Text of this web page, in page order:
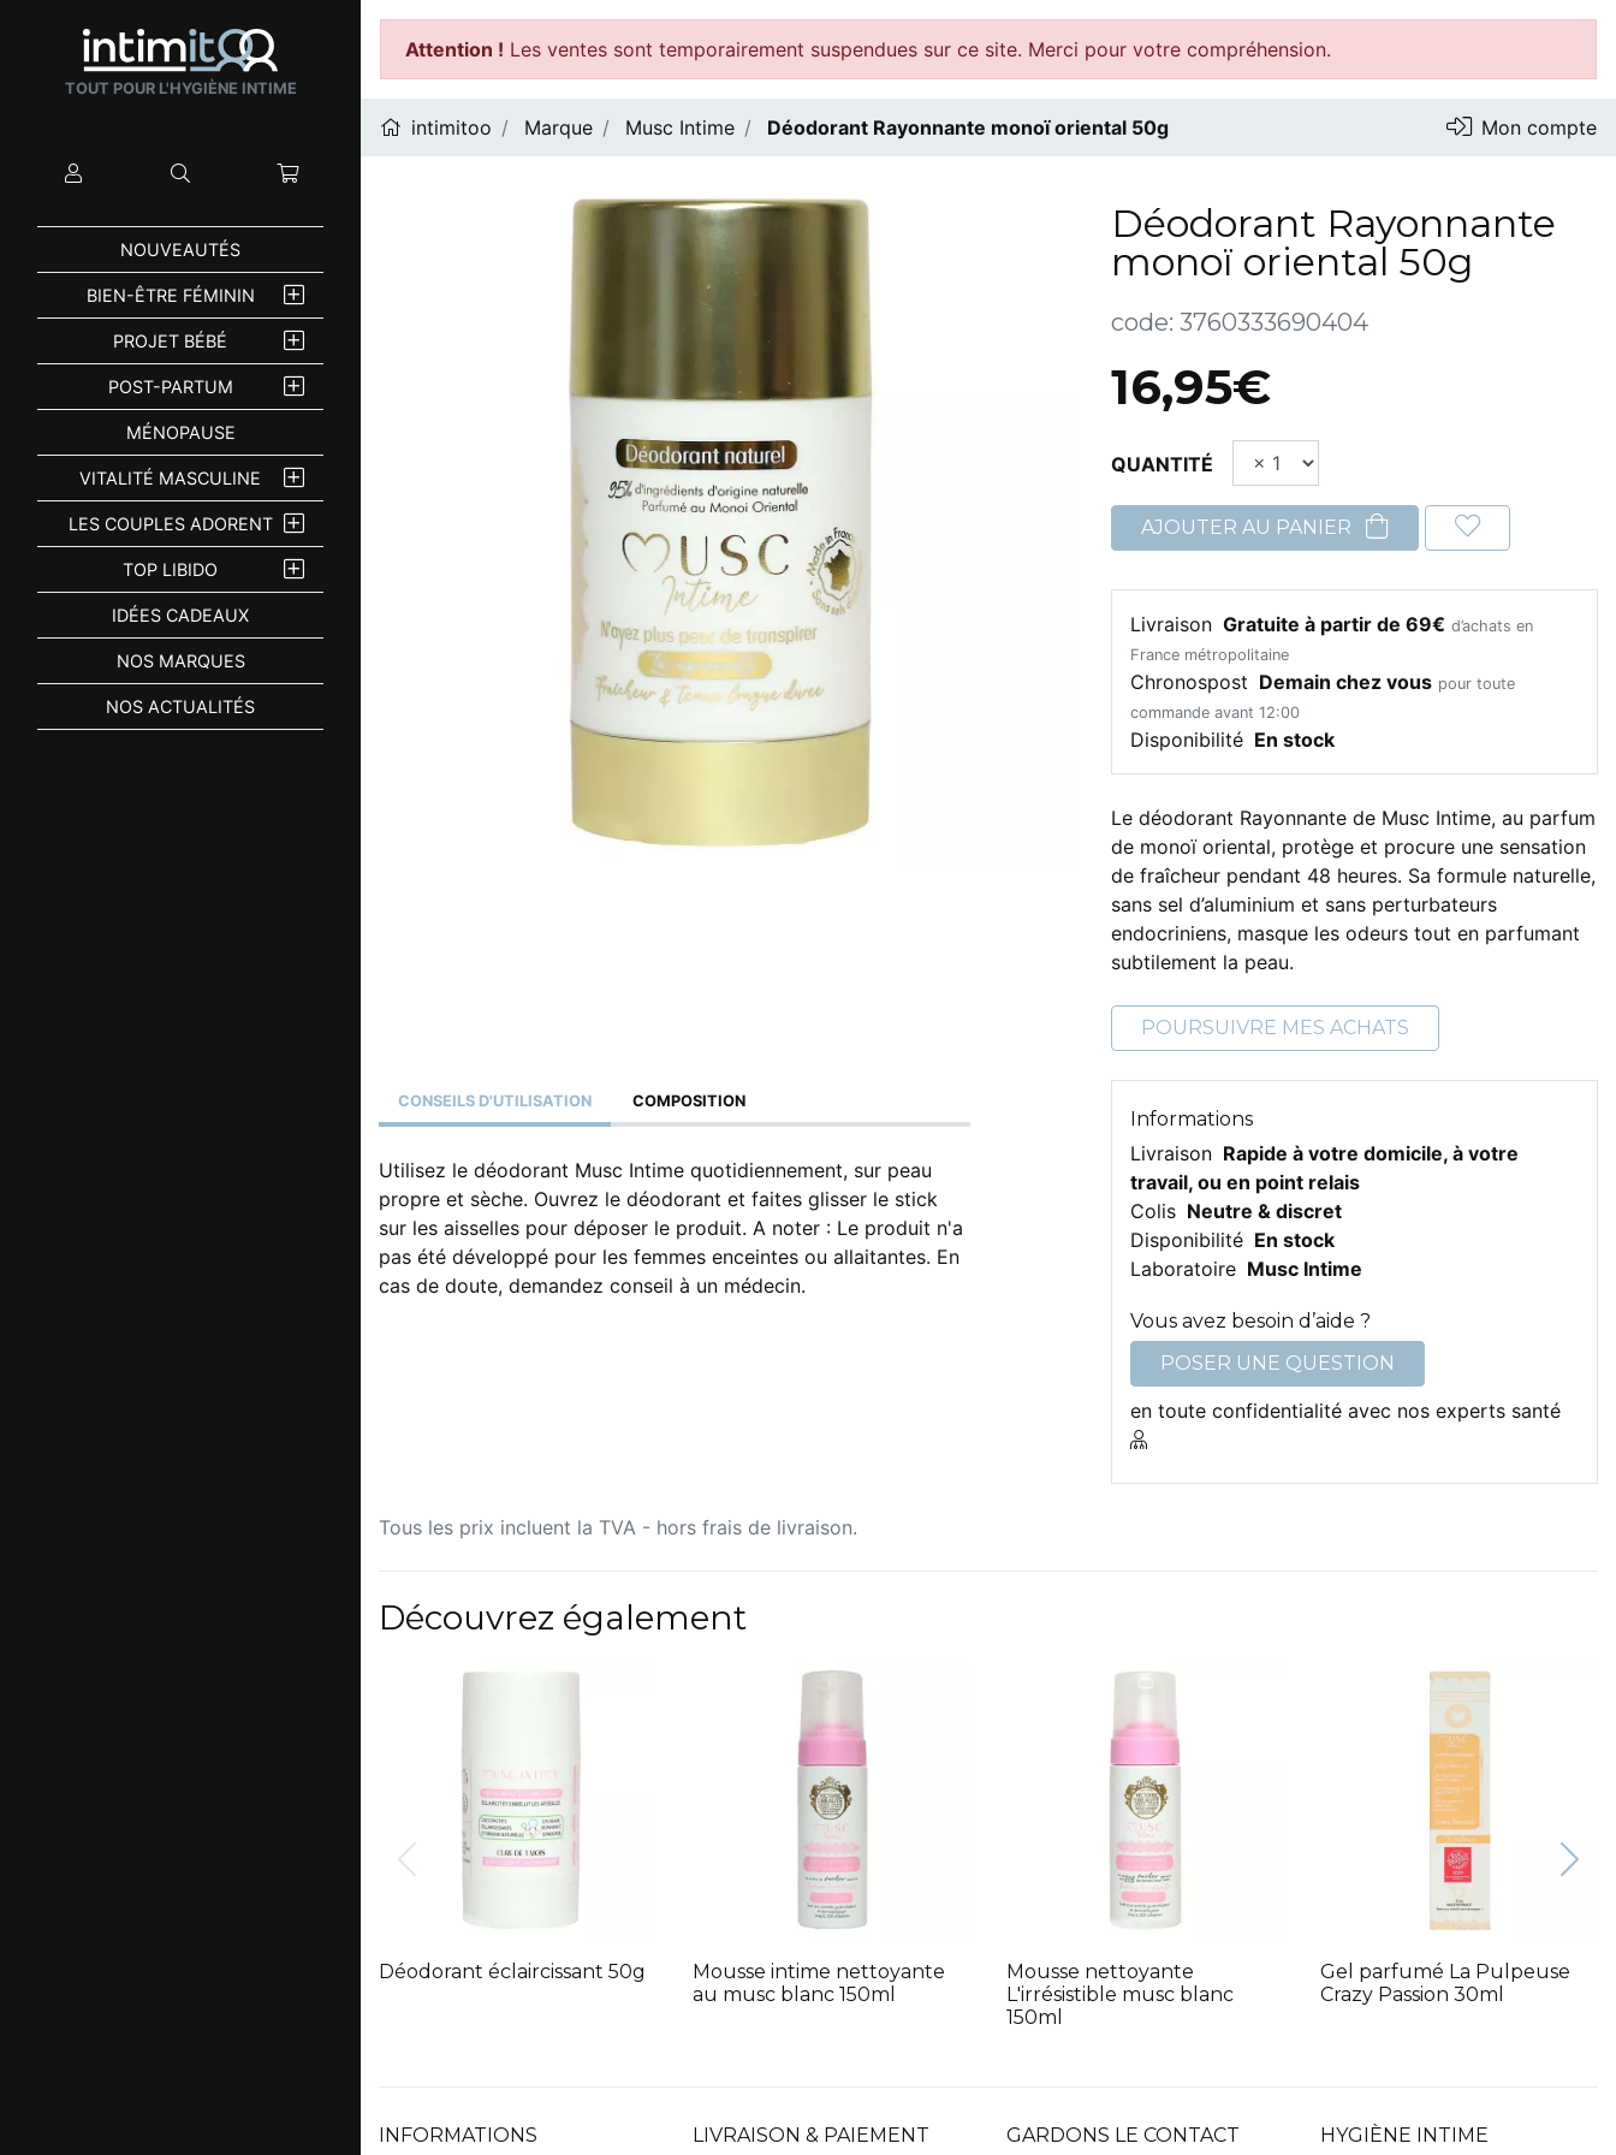
TOUT POUR L'HYGIÈNE INTIME
Mon compte Rechercher Mon panier
NOUVEAUTÉS
BIEN-ÊTRE FÉMININ
PROJET BÉBÉ
POST-PARTUM
MÉNOPAUSE
VITALITÉ MASCULINE
LES COUPLES ADORENT
TOP LIBIDO
IDÉES CADEAUX
NOS MARQUES
NOS ACTUALITÉS
Attention ! Les ventes sont temporairement suspendues sur ce site. Merci pour votre compréhension.
intimitoo Marque Musc Intime Déodorant Rayonnante monoï oriental 50g Mon compte
Déodorant Rayonnante
monoï oriental 50g
code: 3760333690404
16,95€
QUANTITÉ
AJOUTER AU PANIER
Livraison Gratuite à partir de 69€ d’achats en
France métropolitaine
Chronospost Demain chez vous pour toute
commande avant 12:00
Disponibilité En stock
Le déodorant Rayonnante de Musc Intime, au parfum
de monoï oriental, protège et procure une sensation
de fraîcheur pendant 48 heures. Sa formule naturelle,
sans sel d’aluminium et sans perturbateurs
endocriniens, masque les odeurs tout en parfumant
subtilement la peau.
POURSUIVRE MES ACHATS
CONSEILS D'UTILISATION COMPOSITION
Utilisez le déodorant Musc Intime quotidiennement, sur peau
propre et sèche. Ouvrez le déodorant et faites glisser le stick
sur les aisselles pour déposer le produit. A noter : Le produit n'a
pas été développé pour les femmes enceintes ou allaitantes. En
cas de doute, demandez conseil à un médecin.
Informations
Livraison Rapide à votre domicile, à votre
travail, ou en point relais
Colis Neutre & discret
Disponibilité En stock
Laboratoire Musc Intime
Vous avez besoin d’aide ?
POSER UNE QUESTION
en toute confidentialité avec nos experts santé
Tous les prix incluent la TVA - hors frais de livraison.
Découvrez également
Déodorant éclaircissant 50g
Mousse intime nettoyante
au musc blanc 150ml
Mousse nettoyante
L'irrésistible musc blanc
150ml
Gel parfumé La Pulpeuse
Crazy Passion 30ml
INFORMATIONS LIVRAISON & PAIEMENT GARDONS LE CONTACT HYGIÈNE INTIME